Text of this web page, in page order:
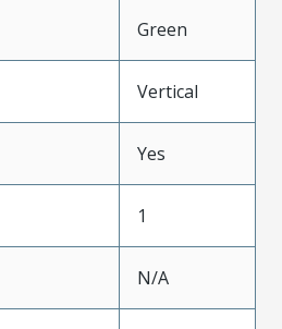
Green
Vertical
Yes
1
N/A